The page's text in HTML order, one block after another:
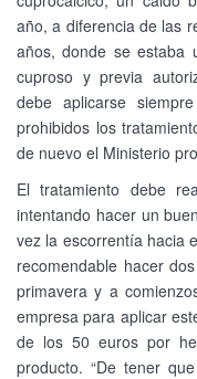
año, a diferencia de las
años, donde se estaba
cuproso y previa
debe aplicarse
prohibidos los
de nuevo el Ministerio
El tratamiento debe
intentando hacer un
vez la escorrentía hacia
recomendable hacer
primavera y a
empresa para aplicar
de los 50 euros por
producto. “De tener